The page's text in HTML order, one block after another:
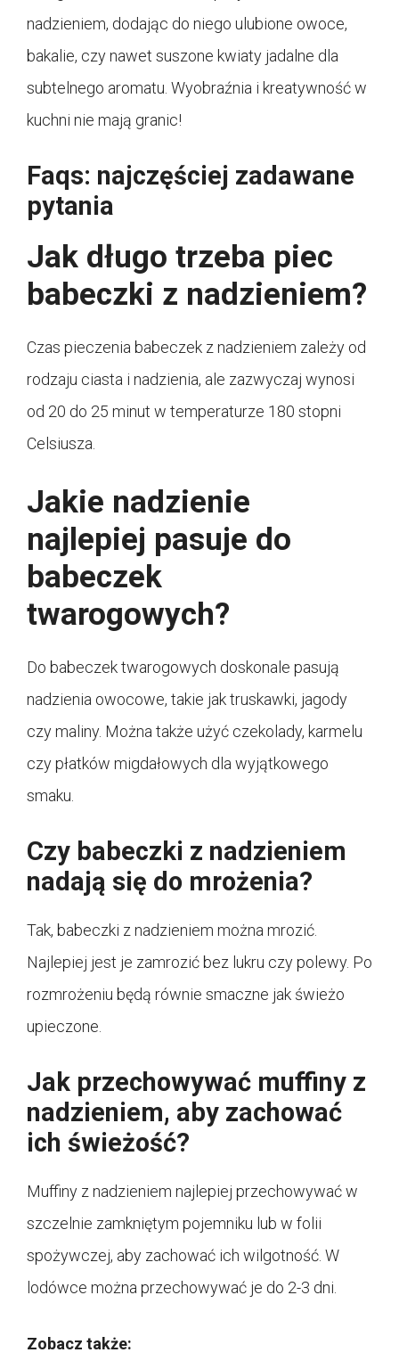
nadzieniem, dodając do niego ulubione owoce,
bakalie, czy nawet suszone kwiaty jadalne dla
subtelnego aromatu. Wyobraźnia i kreatywność w
kuchni nie mają granic!
Faqs: najczęściej zadawane
pytania
Jak długo trzeba piec
babeczki z nadzieniem?
Czas pieczenia babeczek z nadzieniem zależy od
rodzaju ciasta i nadzienia, ale zazwyczaj wynosi
od 20 do 25 minut w temperaturze 180 stopni
Celsiusza.
Jakie nadzienie
najlepiej pasuje do
babeczek
twarogowych?
Do babeczek twarogowych doskonale pasują
nadzienia owocowe, takie jak truskawki, jagody
czy maliny. Można także użyć czekolady, karmelu
czy płatków migdałowych dla wyjątkowego
smaku.
Czy babeczki z nadzieniem
nadają się do mrożenia?
Tak, babeczki z nadzieniem można mrozić.
Najlepiej jest je zamrozić bez lukru czy polewy. Po
rozmrożeniu będą równie smaczne jak świeżo
upieczone.
Jak przechowywać muffiny z
nadzieniem, aby zachować
ich świeżość?
Muffiny z nadzieniem najlepiej przechowywać w
szczelnie zamkniętym pojemniku lub w folii
spożywczej, aby zachować ich wilgotność. W
lodówce można przechowywać je do 2-3 dni.
Zobacz także: